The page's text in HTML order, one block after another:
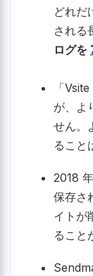
どれだ
される
ログを
「
が、よ
せん。
ること
2018
保存さ
イトが
ること